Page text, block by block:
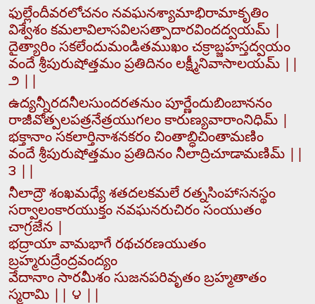
ఫుల్లేందీవరలోచనం నవఘనశ్యామాభిరామాకృతిం
విశ్వేశం కమలావిలాసవిలసత్పాదారవిందద్వయమ్ |
దైత్యారిం సకలేందుమండితముఖం చక్రాబ్జహస్తద్వయం
వందే శ్రీపురుషోత్తమం ప్రతిదినం లక్ష్మీనివాసాలయమ్ ||
౨ ||
ఉద్యన్నీరదనీలసుందరతనుం పూర్ణేందుబింబాననం
రాజీవోత్పలపత్రనేత్రయుగలం కారుణ్యవారాంనిధిమ్ |
భక్తానాం సకలార్తినాశనకరం చింతాబ్ధిచింతామణిం
వందే శ్రీపురుషోత్తమం ప్రతిదినం నీలాద్రిచూడామణిమ్ ||
౩ ||
నీలాద్రౌ శంఖమధ్యే శతదలకమలే రత్నసింహాసనస్థం
సర్వాలంకారయుక్తం నవఘనరుచిరం సంయుతం
చాగ్రజేన |
భద్రాయా వామభాగే రథచరణయుతం
బ్రహ్మరుద్రేంద్రవంద్యం
వేదానాం సారమీశం సుజనపరివృతం బ్రహ్మతాతం
స్మరామి || ౪ ||